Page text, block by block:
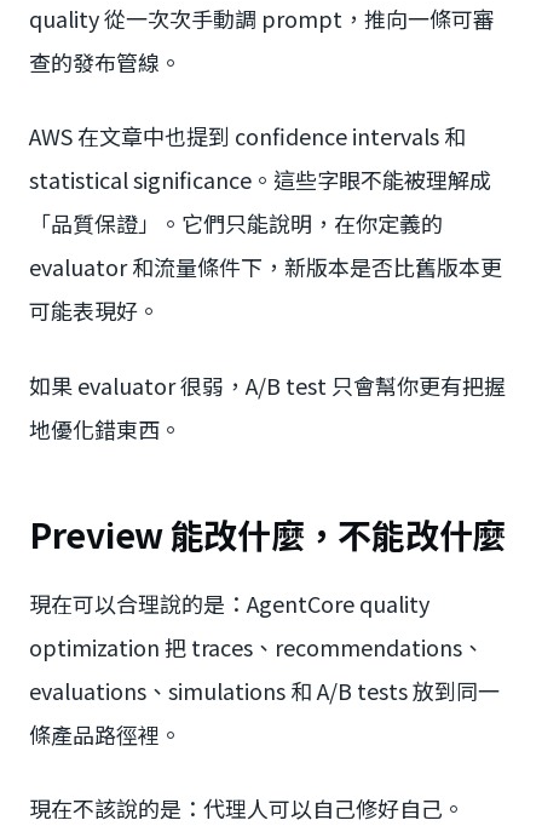
quality 從一次次手動調 prompt，推向一條可審
查的發布管線。
AWS 在文章中也提到 confidence intervals 和
statistical significance。這些字眼不能被理解成
「品質保證」。它們只能說明，在你定義的
evaluator 和流量條件下，新版本是否比舊版本更
可能表現好。
如果 evaluator 很弱，A/B test 只會幫你更有把握
地優化錯東西。
Preview 能改什麼，不能改什麼
現在可以合理說的是：AgentCore quality
optimization 把 traces、recommendations、
evaluations、simulations 和 A/B tests 放到同一
條產品路徑裡。
現在不該說的是：代理人可以自己修好自己。